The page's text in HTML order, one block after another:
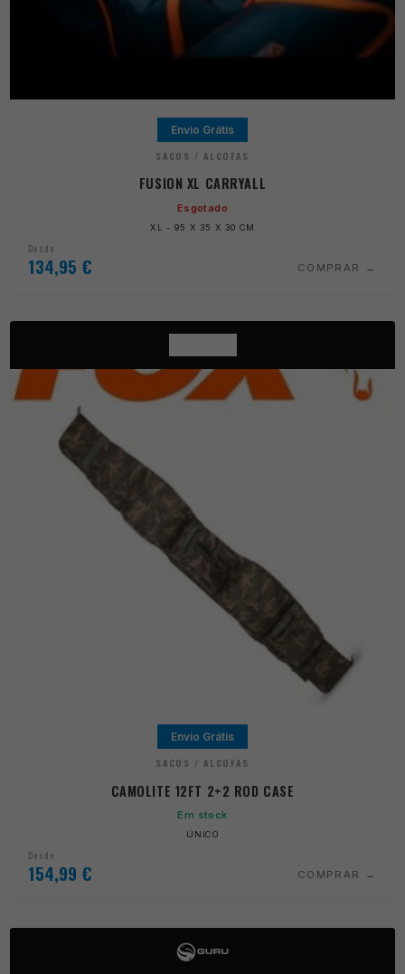
Envio Grátis
SACOS / ALCOFAS
FUSION XL CARRYALL
Esgotado
XL - 95 X 35 X 30 CM
Desde
134,95 € COMPRAR
Envio Grátis
SACOS / ALCOFAS
CAMOLITE 12FT 2+2 ROD CASE
Em stock
ÚNICO
Desde
154,99 € COMPRAR